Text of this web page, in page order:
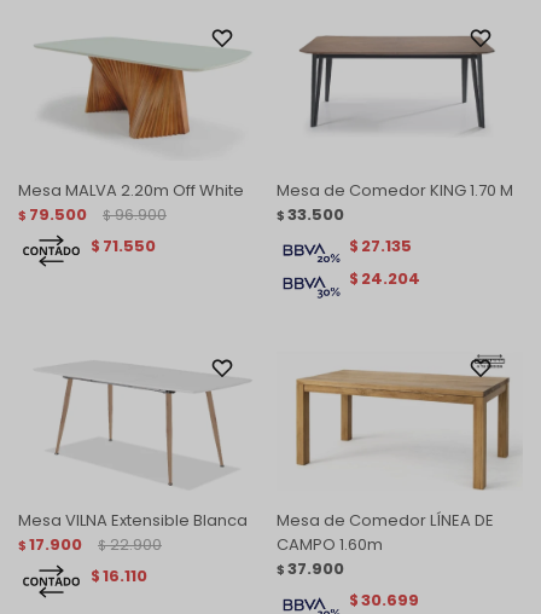
Mesa MALVA 2.20m Off White
$ 79.500 $ 96.900
$ 71.550
Mesa de Comedor KING 1.70 M
$ 33.500
$ 24.204
$ 27.135
Mesa VILNA Extensible Blanca
$ 17.900 $ 22.900
$16.110
Mesa de Comedor LÍNEA DE
CAMPO 1.60m
$ 37.900
$30.699